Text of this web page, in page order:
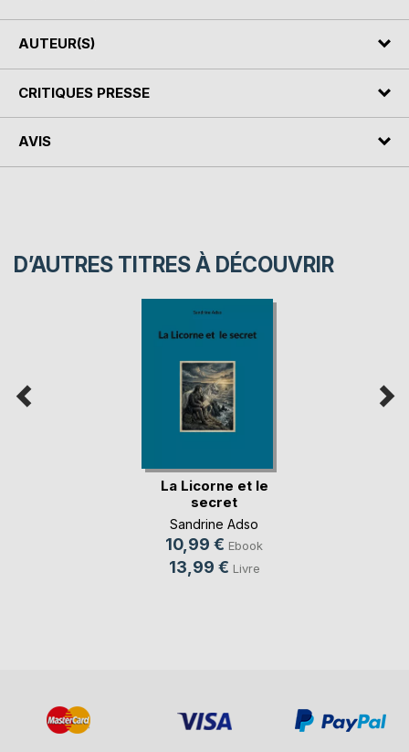
AUTEUR(S)
CRITIQUES PRESSE
AVIS
D’AUTRES TITRES À DÉCOUVRIR
La Licorne et le
secret
Sandrine Adso
10,99 € Ebook
13,99 € Livre